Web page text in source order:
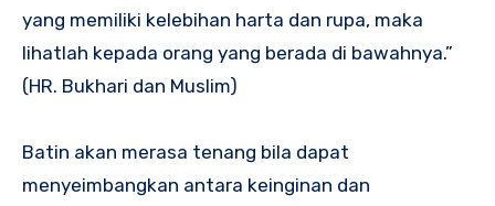
yang memiliki kelebihan harta dan rupa, maka
lihatlah kepada orang yang berada di bawahnya.”
(HR. Bukhari dan Muslim)
Batin akan merasa tenang bila dapat
menyeimbangkan antara keinginan dan